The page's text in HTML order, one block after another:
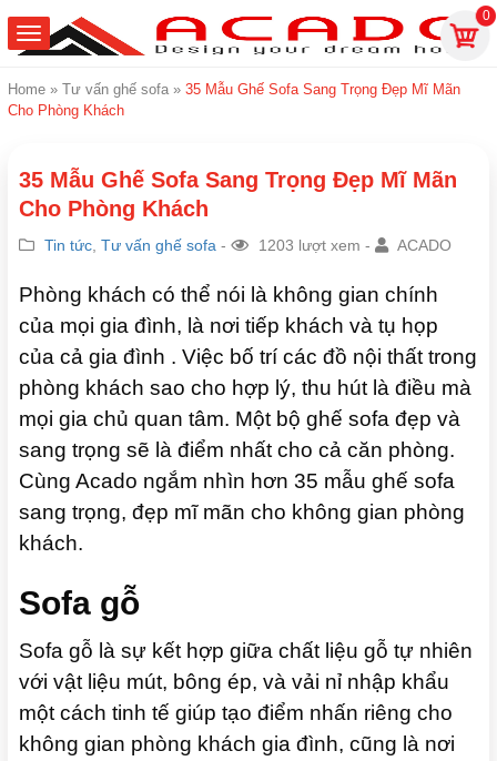
0
Home » Tư vấn ghế sofa » 35 Mẫu Ghế Sofa Sang Trọng Đẹp Mĩ Mãn
Cho Phòng Khách
35 Mẫu Ghế Sofa Sang Trọng Đẹp Mĩ Mãn
Cho Phòng Khách
Tin tức Tư vấn ghế sofa - 1203 lượt xem - ACADO
Phòng khách có thể nói là không gian chính
của mọi gia đình, là nơi tiếp khách và tụ họp
của cả gia đình . Việc bố trí các đồ nội thất trong
phòng khách sao cho hợp lý, thu hút là điều mà
mọi gia chủ quan tâm. Một bộ ghế sofa đẹp và
sang trọng sẽ là điểm nhất cho cả căn phòng.
Cùng Acado ngắm nhìn hơn 35 mẫu ghế sofa
sang trọng, đẹp mĩ mãn cho không gian phòng
khách.
Sofa gỗ
Sofa gỗ là sự kết hợp giữa chất liệu gỗ tự nhiên
với vật liệu mút, bông ép, và vải nỉ nhập khẩu
một cách tinh tế giúp tạo điểm nhấn riêng cho
không gian phòng khách gia đình, cũng là nơi